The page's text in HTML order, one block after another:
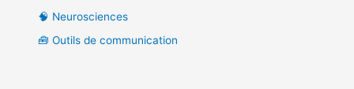
🧠 Neurosciences
🧰 Outils de communication